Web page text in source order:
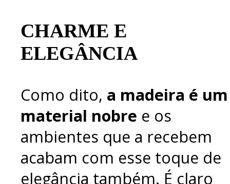
CHARME E
ELEGÂNCIA
Como dito, a madeira é um
material nobre e os
ambientes que a recebem
acabam com esse toque de
elegância também. É claro